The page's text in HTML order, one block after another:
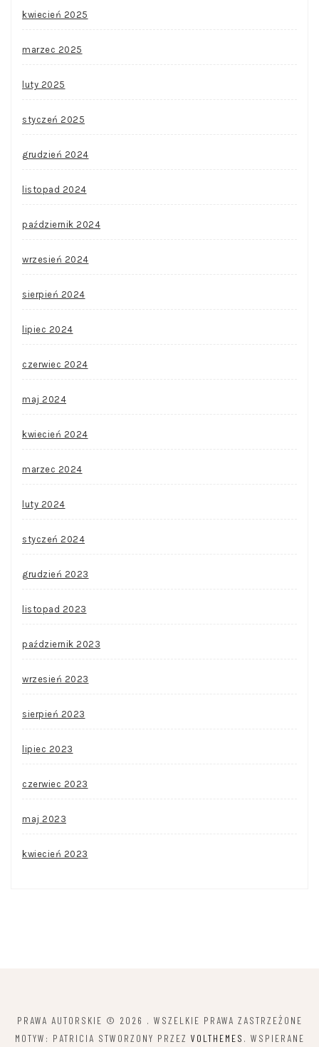
kwiecień 2025
marzec 2025
luty 2025
styczeń 2025
grudzień 2024
listopad 2024
październik 2024
wrzesień 2024
sierpień 2024
lipiec 2024
czerwiec 2024
maj 2024
kwiecień 2024
marzec 2024
luty 2024
styczeń 2024
grudzień 2023
listopad 2023
październik 2023
wrzesień 2023
sierpień 2023
lipiec 2023
czerwiec 2023
maj 2023
kwiecień 2023
PRAWA AUTORSKIE © 2026 . WSZELKIE PRAWA ZASTRZEŻONE
MOTYW: PATRICIA STWORZONY PRZEZ VOLTHEMES . WSPIERANE